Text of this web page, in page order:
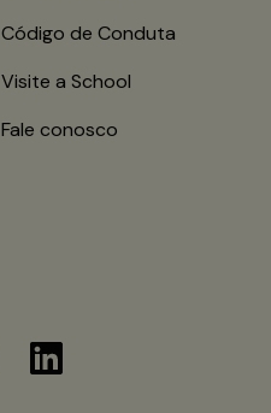
Código de Conduta
Visite a School
Fale conosco